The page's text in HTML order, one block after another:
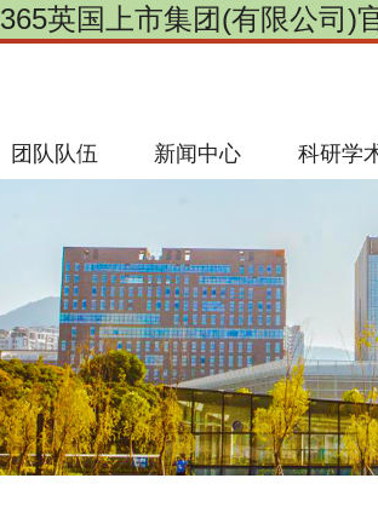
365英国上市集团(有限公司)
团队队伍 新闻中心 科研学